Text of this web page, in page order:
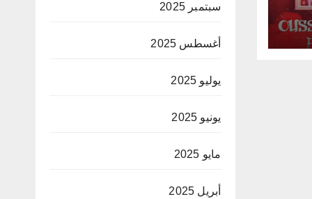
سبتمبر 2025
أغسطس 2025
يوليو 2025
يونيو 2025
مايو 2025
أبريل 2025